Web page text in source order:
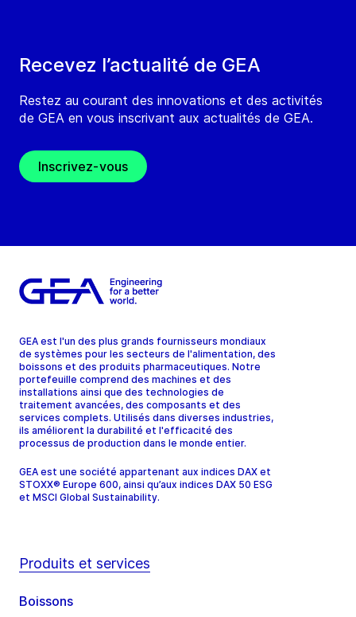
Recevez l’actualité de GEA
Restez au courant des innovations et des activités
de GEA en vous inscrivant aux actualités de GEA.
Inscrivez-vous
GEA est l'un des plus grands fournisseurs mondiaux
de systèmes pour les secteurs de l'alimentation, des
boissons et des produits pharmaceutiques. Notre
portefeuille comprend des machines et des
installations ainsi que des technologies de
traitement avancées, des composants et des
services complets. Utilisés dans diverses industries,
ils améliorent la durabilité et l'efficacité des
processus de production dans le monde entier.
GEA est une société appartenant aux indices DAX et
STOXX® Europe 600, ainsi qu’aux indices DAX 50 ESG
et MSCI Global Sustainability.
Produits et services
Boissons